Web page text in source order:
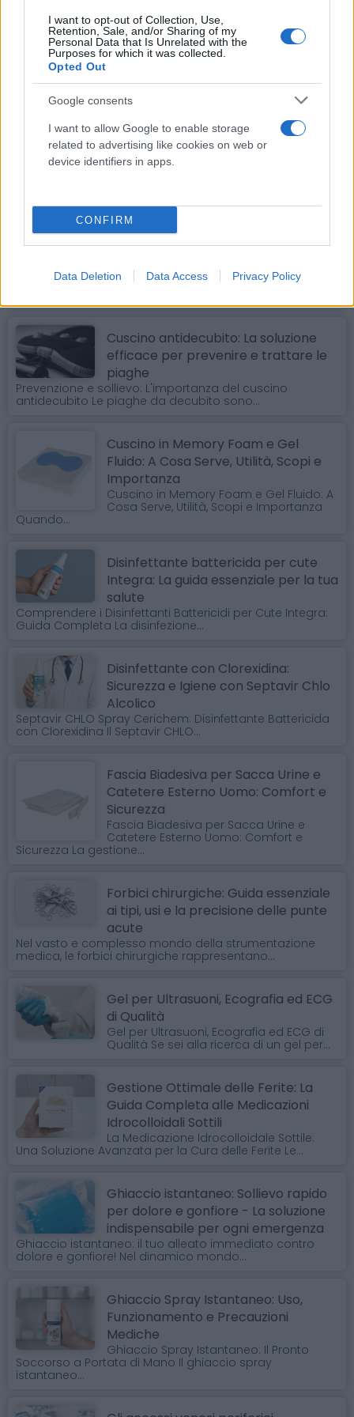
I want to opt-out of Collection, Use,
Retention, Sale, and/or Sharing of my
Personal Data that Is Unrelated with the
Purposes for which it was collected.
Opted Out
Google consents
I want to allow Google to enable storage
related to advertising like cookies on web or
device identifiers in apps.
CONFIRM
Data Deletion Data Access Privacy Policy
Cotone Idrofilo Zig Zag Made in Italy:
L'Alleato Indispensabile per la Tua
Salute Quotidiana
Il cotone idrofilo è uno dei prodotti più comuni e versatili
presenti in ogni...
Cotone idrofilo, a cosa serve? Utilità,
Scopi e Importanza
Cotone Idrofilo: Tutto Quello Che Devi
Crema all'ossido di zinco, A cosa
serve? Utilità, Scopi e Importanza
lenitiva arrossamenti - PHARMAFIORE
Cuscino antidecubito: La soluzione
efficace per prevenire e trattare le
piaghe
Prevenzione e sollievo: L'importanza del cuscino
antidecubito Le piaghe da decubito sono...
Cuscino in Memory Foam e Gel
Fluido: A Cosa Serve, Utilità, Scopi e
Importanza
Cuscino in Memory Foam e Gel Fluido: A
Cosa Serve, Utilità, Scopi e Importanza
Quando...
Disinfettante battericida per cute
Integra: La guida essenziale per la tua
salute
Comprendere i Disinfettanti Battericidi per Cute Integra:
Guida Completa La disinfezione...
Disinfettante con Clorexidina:
Sicurezza e Igiene con Septavir Chlo
Alcolico
Septavir CHLO Spray Cerichem: Disinfettante Battericida
con Clorexidina Il Septavir CHLO...
Fascia Biadesiva per Sacca Urine e
Catetere Esterno Uomo: Comfort e
Sicurezza
Fascia Biadesiva per Sacca Urine e
Catetere Esterno Uomo: Comfort e
Sicurezza La gestione...
Forbici chirurgiche: Guida essenziale
ai tipi, usi e la precisione delle punte
acute
Nel vasto e complesso mondo della strumentazione
medica, le forbici chirurgiche rappresentano...
Gel per Ultrasuoni, Ecografia ed ECG
di Qualità
Gel per Ultrasuoni, Ecografia ed ECG di
Qualità Se sei alla ricerca di un gel per...
Gestione Ottimale delle Ferite: La
Guida Completa alle Medicazioni
Idrocolloidali Sottili
La Medicazione Idrocolloidale Sottile:
Una Soluzione Avanzata per la Cura delle Ferite Le...
Ghiaccio istantaneo: Sollievo rapido
per dolore e gonfiore - La soluzione
indispensabile per ogni emergenza
Ghiaccio istantaneo: il tuo alleato immediato contro
dolore e gonfiore! Nel dinamico mondo...
Ghiaccio Spray Istantaneo: Uso,
Funzionamento e Precauzioni
Mediche
Ghiaccio Spray Istantaneo: Il Pronto
Soccorso a Portata di Mano Il ghiaccio spray
istantaneo...